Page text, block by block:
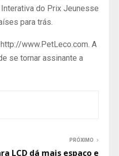
do Prix Jeunesse
para trás.
www.PetLeco.com. A
se tornar assinante a
PRÓXIMO
LCD dá mais espaço e